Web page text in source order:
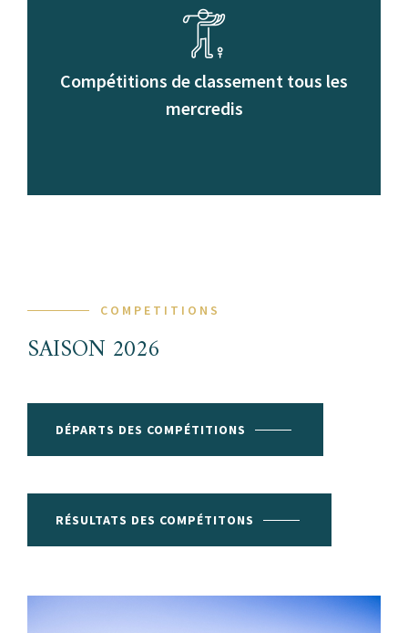
Compétitions de classement tous les
mercredis
COMPETITIONS
SAISON 2026
DÉPARTS DES COMPÉTITIONS
RÉSULTATS DES COMPÉTITONS